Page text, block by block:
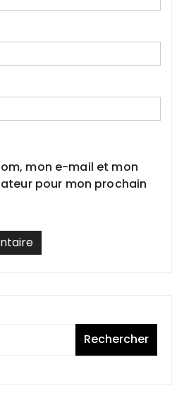
mon e-mail et mon
pour mon prochain